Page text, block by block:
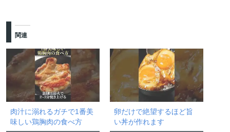
関連
肉汁に溺れるガチで1番美
味しい鶏胸肉の食べ方
卵だけで絶望するほど旨
い丼が作れます